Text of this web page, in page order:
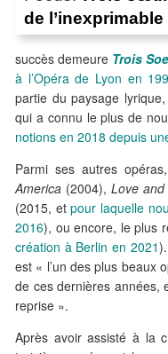
de l’inexprimable
succès demeure Trois
à l’Opéra de Lyon en
partie du paysage
qui a connu le plus de
notions en 2018 depuis
Parmi ses autres
America (2004), Love
(2015, etpour laquelle
2016), ou encore, le plus
création à Berlin en 2021
est « l’un des plus beaux
de ces dernières années,
reprise ».
Après avoir assisté à la